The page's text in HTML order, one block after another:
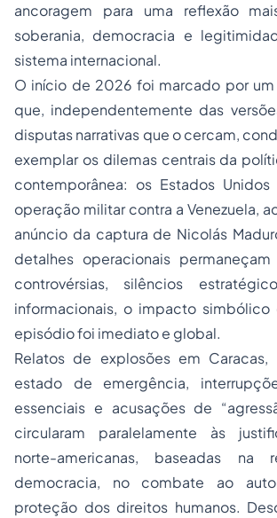
ancoragem para uma reflexão
soberania, democracia e
sistema internacional.
O início de 2026 foi marcado por
que, independentemente das
disputas narrativas que o cercam,
exemplar os dilemas centrais da
contemporânea: os Estados Unidos
operação militar contra a Venezuela,
anúncio da captura de Nicolás
detalhes operacionais
controvérsias, silêncios
informacionais, o impacto
episódio foi imediato e global.
Relatos de explosões em
estado de emergência,
essenciais e acusações de
circularam paralelamente às
norte-americanas, baseadas na
democracia, no combate ao
proteção dos direitos humanos.